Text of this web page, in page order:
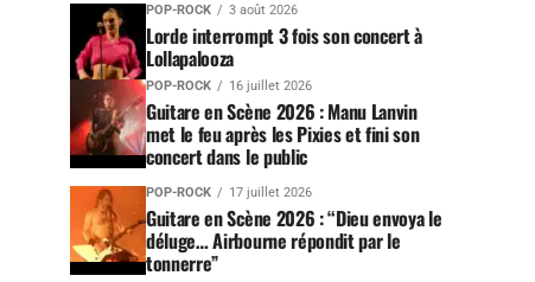
POP-ROCK 3 août 2026
Lorde interrompt 3 fois son concert à
Lollapalooza
POP-ROCK 16 juillet 2026
Guitare en Scène 2026 : Manu Lanvin
met le feu après les Pixies et fini son
concert dans le public
POP-ROCK 17 juillet 2026
Guitare en Scène 2026 : “Dieu envoya le
déluge… Airbourne répondit par le
tonnerre”